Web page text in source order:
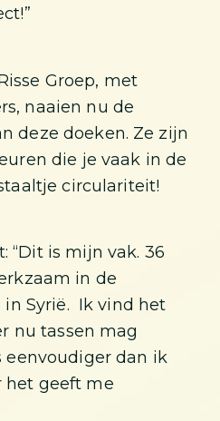
Groep, met
naaien nu de
deze doeken. Ze zijn
die je vaak in de
circulariteit!
“Dit is mijn vak. 36
in de
Syrië. Ik vind het
nu tassen mag
eenvoudiger dan ik
het geeft me